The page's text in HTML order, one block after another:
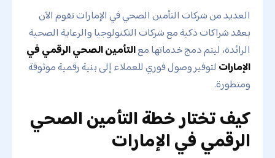
العديد من شركات التأمين الصحي في الإمارات تقوم الآن
بعقد شراكات ذكية مع شركات التكنولوجيا والرعاية الصحية
الرائدة، ليتم دمج خدماتها معالتأمين الصحي الرقمي في
الإمارات لتوفير وصول فوري للعملاء إلى بنية رقمية موثوقة
ومتطورة.
كيف تختار خطة التأمين الصحي
الرقمي في الإمارات